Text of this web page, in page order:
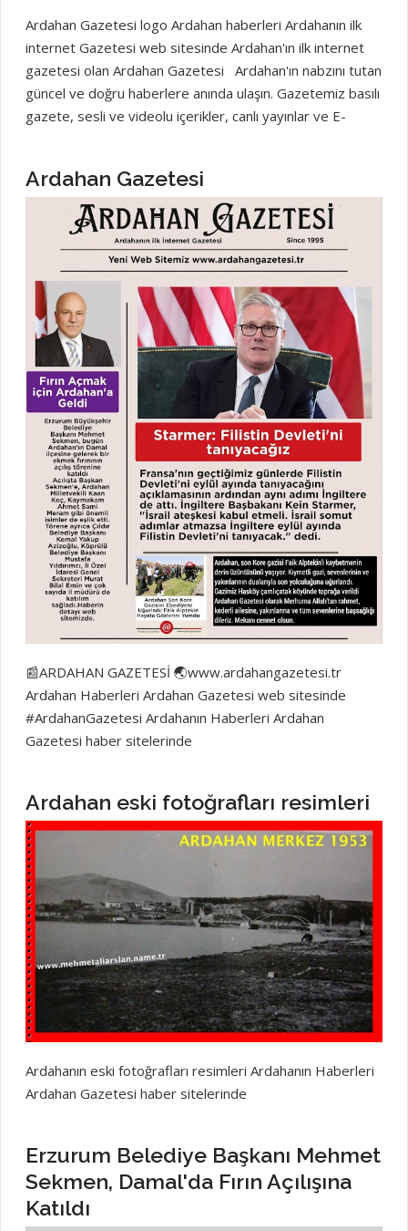
Ardahan Gazetesi logo Ardahan haberleri Ardahanın ilk
internet Gazetesi web sitesinde Ardahan'ın ilk internet
gazetesi olan Ardahan Gazetesi Ardahan'ın nabzını tutan
güncel ve doğru haberlere anında ulaşın. Gazetemiz basılı
gazete, sesli ve videolu içerikler, canlı yayınlar ve E-
Haberleri Ardahan Gazetesi haber sitelerinde
Ardahan Gazetesi
📰ARDAHAN GAZETESİ 🌏www.ardahangazetesi.tr
Ardahan Haberleri Ardahan Gazetesi web sitesinde
#ArdahanGazetesi Ardahanın Haberleri Ardahan
Gazetesi haber sitelerinde
Ardahan eski fotoğrafları resimleri
Ardahanın eski fotoğrafları resimleri Ardahanın Haberleri
Ardahan Gazetesi haber sitelerinde
Erzurum Belediye Başkanı Mehmet
Sekmen, Damal'da Fırın Açılışına
Katıldı